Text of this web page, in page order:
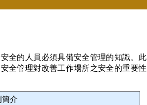
全的人員必須具備安全管理的知識。此
全管理對改善工作場所之安全的重要性
介